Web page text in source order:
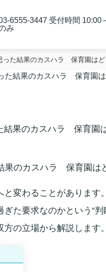
た結果のカスハラ 保育園はど
た結果のカスハラ 保育園は
果のカスハラ 保育園は
変わることがありま
た要求なのかという“
の立場から解説します。